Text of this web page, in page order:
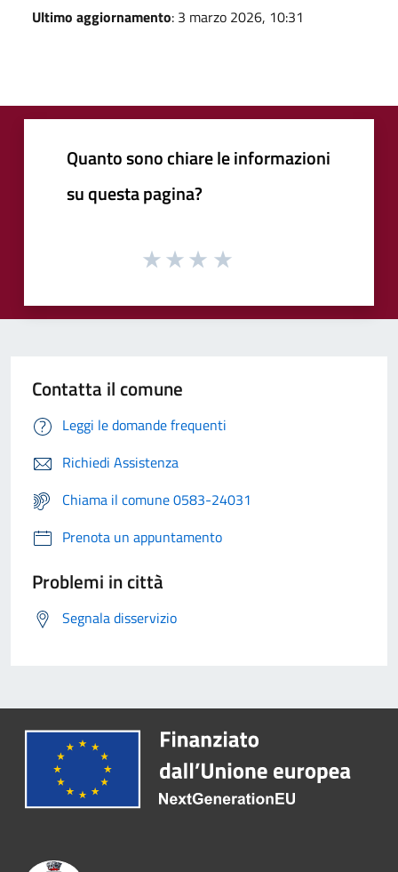
Ultimo aggiornamento: 3 marzo 2026, 10:31
Quanto sono chiare le informazioni
su questa pagina?
Contatta il comune
Leggi le domande frequenti
Richiedi Assistenza
Chiama il comune 0583-24031
Prenota un appuntamento
Problemi in città
Segnala disservizio